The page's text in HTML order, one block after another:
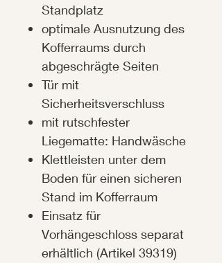
Standplatz
optimale Ausnutzung des
Kofferraums durch
abgeschrägte Seiten
Tür mit
Sicherheitsverschluss
mit rutschfester
Liegematte: Handwäsche
Klettleisten unter dem
Boden für einen sicheren
Stand im Kofferraum
Einsatz für
Vorhängeschloss separat
erhältlich (Artikel 39319)